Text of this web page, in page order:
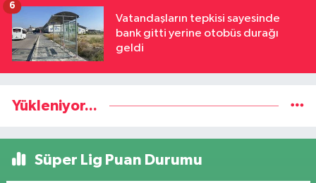
Vatandaşların tepkisi sayesinde
bank gitti yerine otobüs durağı
geldi
6
Yükleniyor...
Süper Lig Puan Durumu